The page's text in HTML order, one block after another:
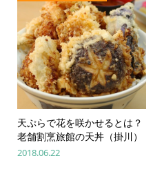
天ぷらで花を咲かせるとは？
老舗割烹旅館の天丼（掛川）
2018.06.22